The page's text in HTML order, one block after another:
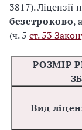
3817). Ліцензії
безстроково,
(ч. 5 ст. 53
РОЗМІР
Вид